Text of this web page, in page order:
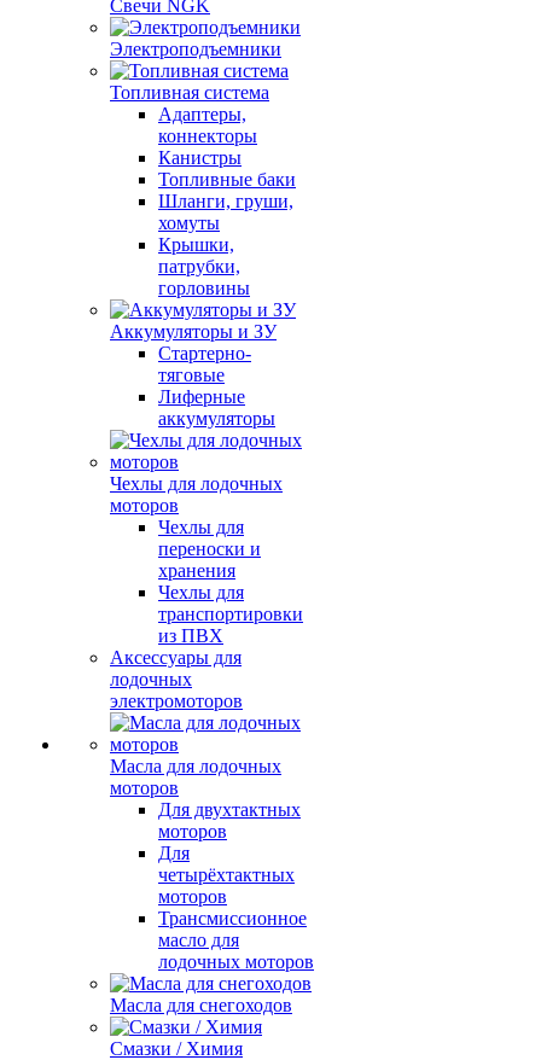
Свечи NGK
Электроподъемники
Топливная система
Адаптеры,
коннекторы
Канистры
Топливные баки
Шланги, груши,
хомуты
Крышки,
патрубки,
горловины
Аккумуляторы и ЗУ
Стартерно-
тяговые
Лиферные
аккумуляторы
Чехлы для лодочных
моторов
Чехлы для
переноски и
хранения
Чехлы для
транспортировки
из ПВХ
Аксессуары для
лодочных
электромоторов
Масла для лодочных
моторов
Для двухтактных
моторов
Для
четырёхтактных
моторов
Трансмиссионное
масло для
лодочных моторов
Масла для снегоходов
Смазки / Химия